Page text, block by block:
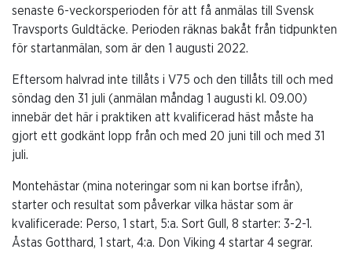
senaste 6-veckorsperioden för att få anmälas till Svensk
Travsports Guldtäcke. Perioden räknas bakåt från tidpunkten
för startanmälan, som är den 1 augusti 2022.
Eftersom halvrad inte tillåts i V75 och den tillåts till och med
söndag den 31 juli (anmälan måndag 1 augusti kl. 09.00)
innebär det här i praktiken att kvalificerad häst måste ha
gjort ett godkänt lopp från och med 20 juni till och med 31
juli.
Montehästar (mina noteringar som ni kan bortse ifrån),
starter och resultat som påverkar vilka hästar som är
kvalificerade: Perso, 1 start, 5:a. Sort Gull, 8 starter: 3-2-1.
Åstas Gotthard, 1 start, 4:a. Don Viking 4 startar 4 segrar.